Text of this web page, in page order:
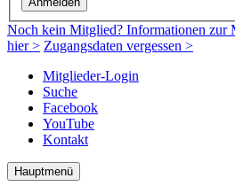
Noch kein Mitglied? Informationen zur
hier > Zugangsdaten vergessen >
Mitglieder-Login
Suche
Facebook
YouTube
Kontakt
Hauptmenü